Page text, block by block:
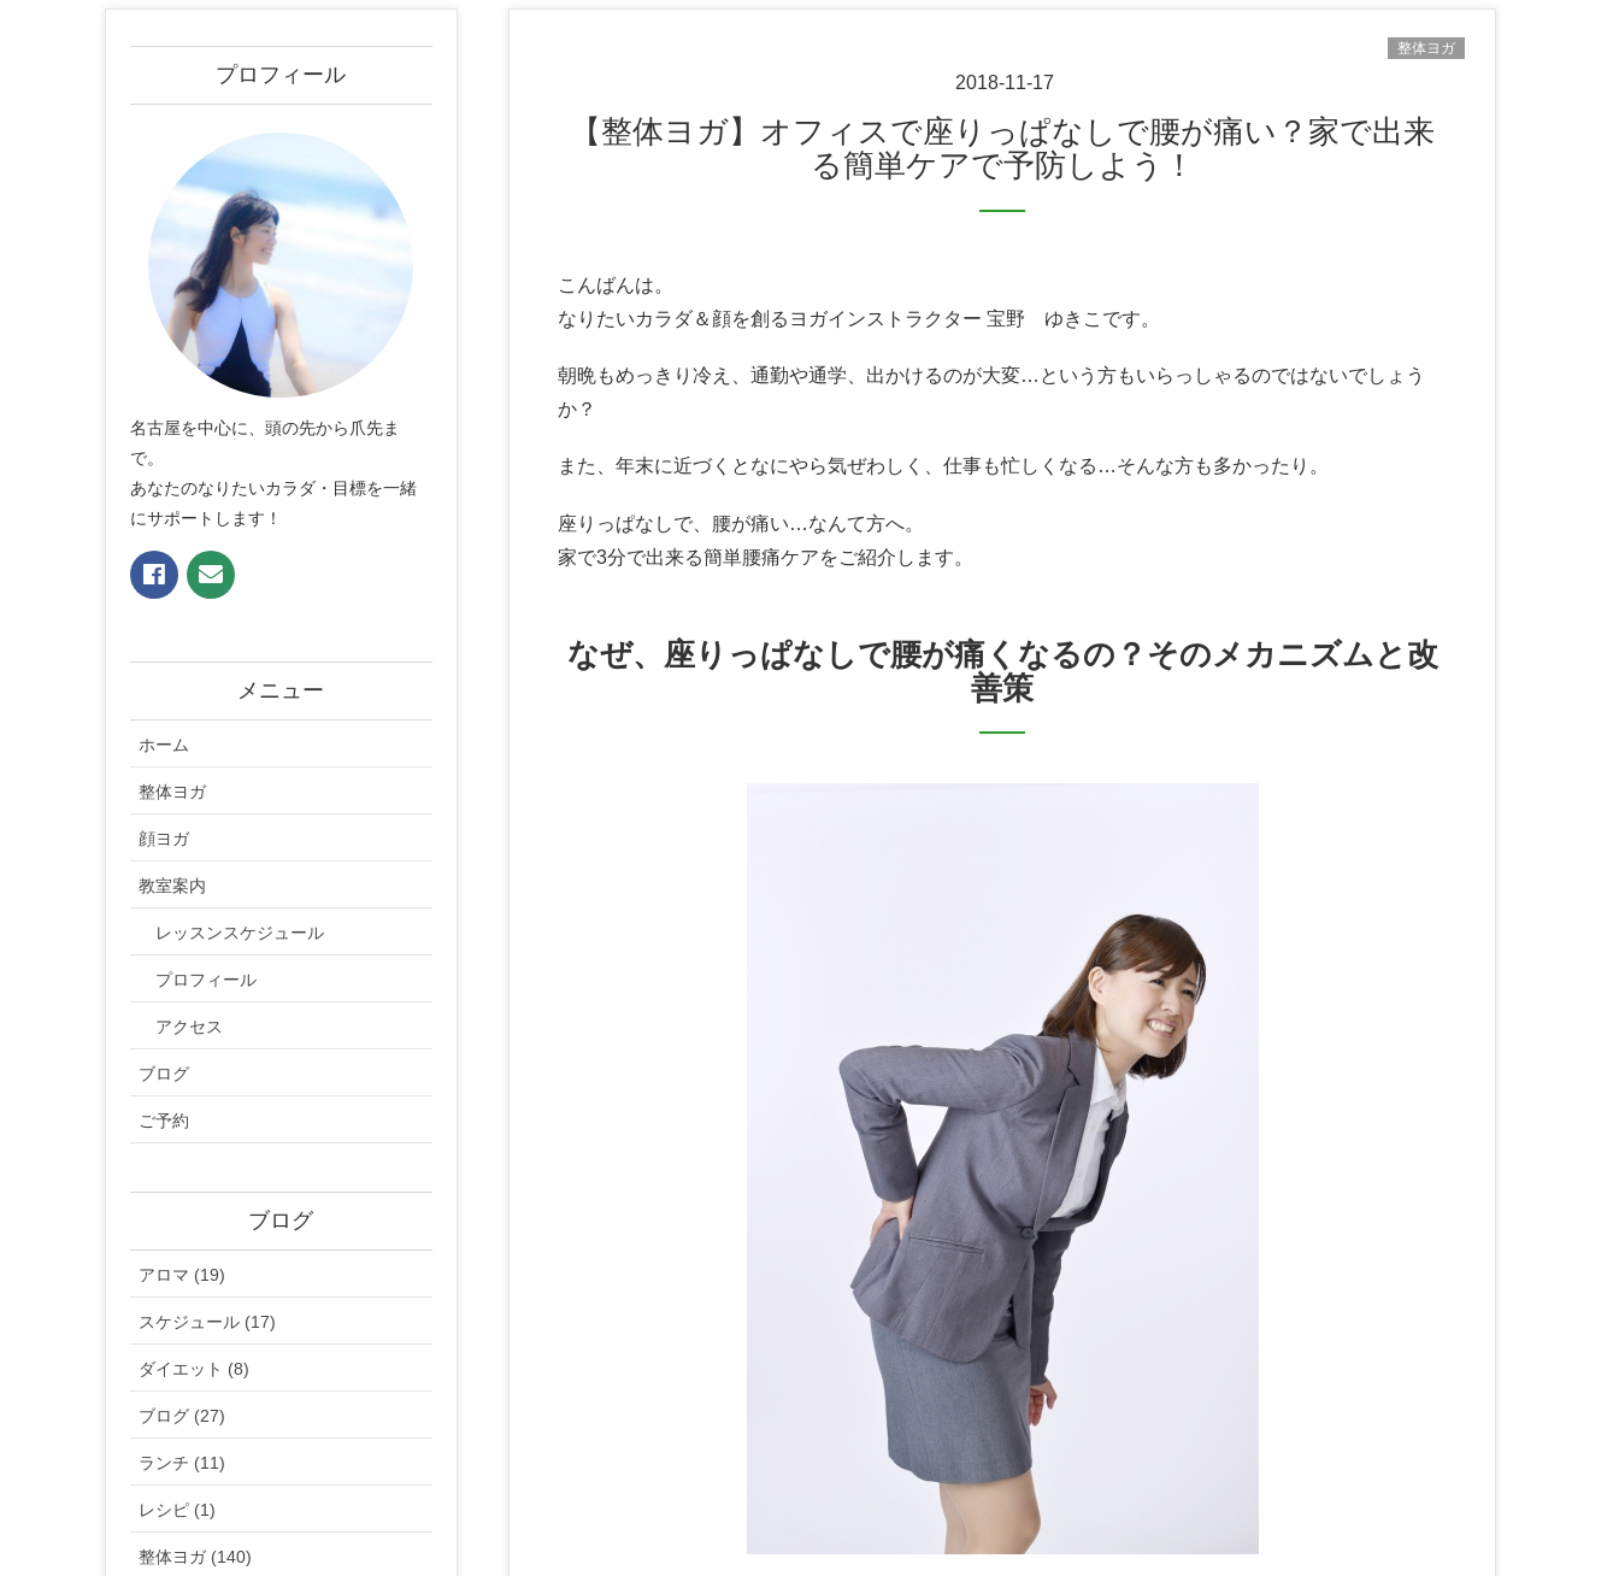
2018-11-17
整体ヨガ
【整体ヨガ】オフィスで座りっぱなしで腰が痛い？家で出来
る簡単ケアで予防しよう！
こんばんは。
なりたいカラダ＆顔を創るヨガインストラクター 宝野 ゆきこです。
朝晩もめっきり冷え、通勤や通学、出かけるのが大変…という方もいらっしゃるのではないでしょう
か？
また、年末に近づくとなにやら気ぜわしく、仕事も忙しくなる…そんな方も多かったり。
座りっぱなしで、腰が痛い…なんて方へ。
家で3分で出来る簡単腰痛ケアをご紹介します。
なぜ、座りっぱなしで腰が痛くなるの？そのメカニズムと改
善策
プロフィール
名古屋を中心に、頭の先から爪先ま
で。
あなたのなりたいカラダ・目標を一緒
にサポートします！
メニュー
ホーム
整体ヨガ
顔ヨガ
教室案内
レッスンスケジュール
プロフィール
アクセス
ブログ
ご予約
ブログ
アロマ (19)
スケジュール (17)
ダイエット (8)
ブログ (27)
ランチ (11)
レシピ (1)
整体ヨガ (140)